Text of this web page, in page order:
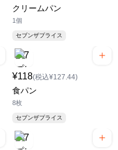
クリームパン
1個
セブンザプライス
¥118(税込¥127.44)
食パン
8枚
セブンザプライス